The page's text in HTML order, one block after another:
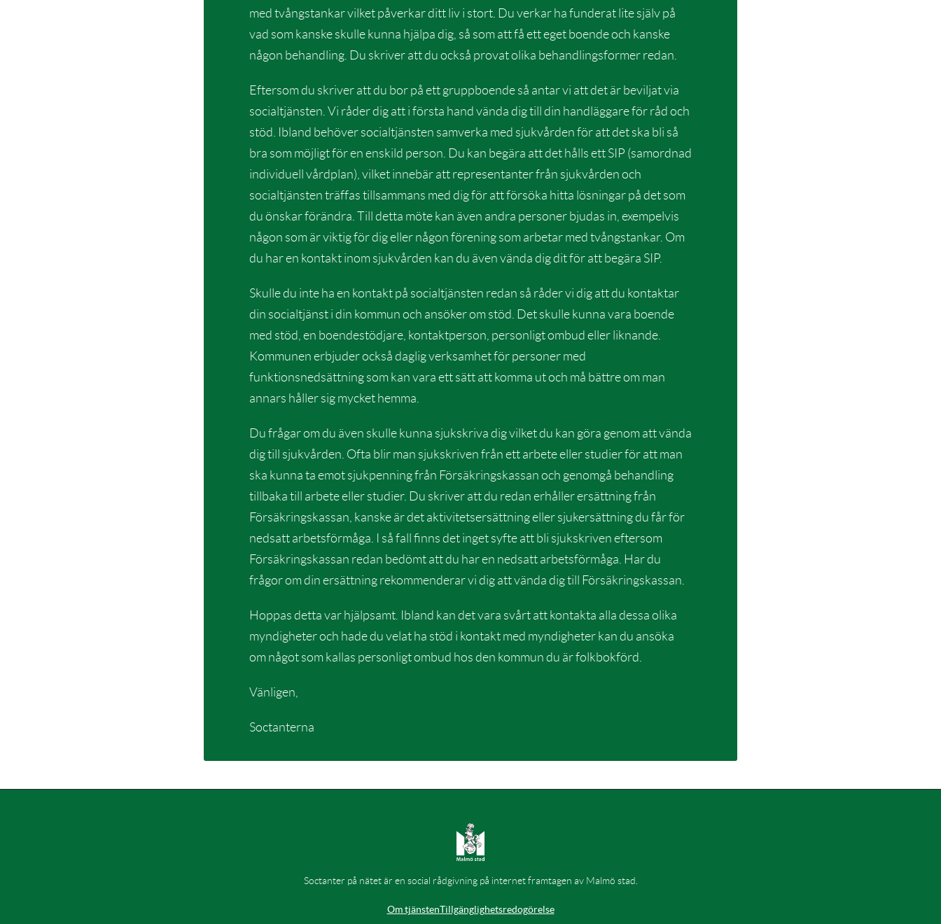
med tvångstankar vilket påverkar ditt liv i stort. Du verkar ha funderat lite själv på
vad som kanske skulle kunna hjälpa dig, så som att få ett eget boende och kanske
någon behandling. Du skriver att du också provat olika behandlingsformer redan.
Eftersom du skriver att du bor på ett gruppboende så antar vi att det är beviljat via
socialtjänsten. Vi råder dig att i första hand vända dig till din handläggare för råd och
stöd. Ibland behöver socialtjänsten samverka med sjukvården för att det ska bli så
bra som möjligt för en enskild person. Du kan begära att det hålls ett SIP (samordnad
individuell vårdplan), vilket innebär att representanter från sjukvården och
socialtjänsten träffas tillsammans med dig för att försöka hitta lösningar på det som
du önskar förändra. Till detta möte kan även andra personer bjudas in, exempelvis
någon som är viktig för dig eller någon förening som arbetar med tvångstankar. Om
du har en kontakt inom sjukvården kan du även vända dig dit för att begära SIP.
Skulle du inte ha en kontakt på socialtjänsten redan så råder vi dig att du kontaktar
din socialtjänst i din kommun och ansöker om stöd. Det skulle kunna vara boende
med stöd, en boendestödjare, kontaktperson, personligt ombud eller liknande.
Kommunen erbjuder också daglig verksamhet för personer med
funktionsnedsättning som kan vara ett sätt att komma ut och må bättre om man
annars håller sig mycket hemma.
Du frågar om du även skulle kunna sjukskriva dig vilket du kan göra genom att vända
dig till sjukvården. Ofta blir man sjukskriven från ett arbete eller studier för att man
ska kunna ta emot sjukpenning från Försäkringskassan och genomgå behandling
tillbaka till arbete eller studier. Du skriver att du redan erhåller ersättning från
Försäkringskassan, kanske är det aktivitetsersättning eller sjukersättning du får för
nedsatt arbetsförmåga. I så fall finns det inget syfte att bli sjukskriven eftersom
Försäkringskassan redan bedömt att du har en nedsatt arbetsförmåga. Har du
frågor om din ersättning rekommenderar vi dig att vända dig till Försäkringskassan.
Hoppas detta var hjälpsamt. Ibland kan det vara svårt att kontakta alla dessa olika
myndigheter och hade du velat ha stöd i kontakt med myndigheter kan du ansöka
om något som kallas personligt ombud hos den kommun du är folkbokförd.
Vänligen,
Soctanterna
Soctanter på nätet är en social rådgivning på internet framtagen av Malmö stad.
Om tjänstenTillgänglighetsredogörelse